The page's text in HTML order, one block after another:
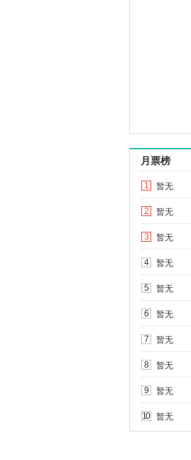
月票榜
1 暂无
2 暂无
3 暂无
4 暂无
5 暂无
6 暂无
7 暂无
8 暂无
9 暂无
10 暂无